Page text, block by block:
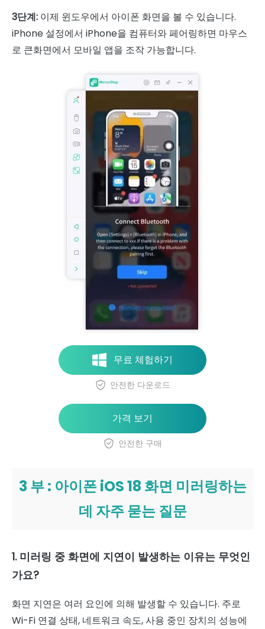
3단계: 이제 윈도우에서 아이폰 화면을 볼 수 있습니다.
iPhone 설정에서 iPhone을 컴퓨터와 페어링하면 마우스
로 큰화면에서 모바일 앱을 조작 가능합니다.
무료 체험하기
안전한 다운로드
가격 보기
안전한 구매
3 부 : 아이폰 iOS 18 화면 미러링하는
데 자주 묻는 질문
1. 미러링 중 화면에 지연이 발생하는 이유는 무엇인
가요?
화면 지연은 여러 요인에 의해 발생할 수 있습니다. 주로
Wi-Fi 연결 상태, 네트워크 속도, 사용 중인 장치의 성능에